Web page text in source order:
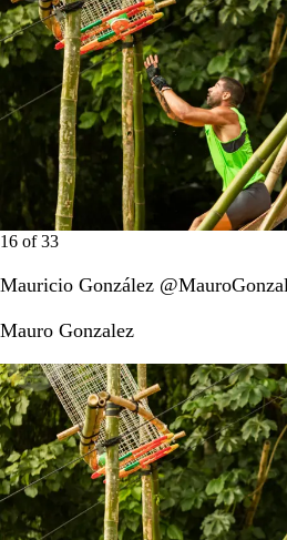
16 of33
Mauricio González
Mauro Gonzalez